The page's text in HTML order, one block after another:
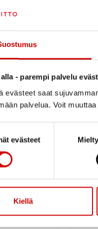
- parempi palvelu
evästeet saat
palvelua. Voit
evästeet
Kiellä
ja